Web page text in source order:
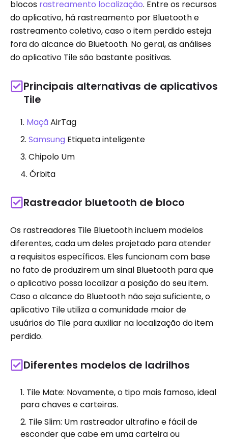
blocos rastreamento localização. Entre os recursos
do aplicativo, há rastreamento por Bluetooth e
rastreamento coletivo, caso o item perdido esteja
fora do alcance do Bluetooth. No geral, as análises
do aplicativo Tile são bastante positivas.
Principais alternativas de aplicativos
Tile
Maçã AirTag
Samsung Etiqueta inteligente
Chipolo Um
Órbita
Rastreador bluetooth de bloco
Os rastreadores Tile Bluetooth incluem modelos
diferentes, cada um deles projetado para atender
a requisitos específicos. Eles funcionam com base
no fato de produzirem um sinal Bluetooth para que
o aplicativo possa localizar a posição do seu item.
Caso o alcance do Bluetooth não seja suficiente, o
aplicativo Tile utiliza a comunidade maior de
usuários do Tile para auxiliar na localização do item
perdido.
Diferentes modelos de ladrilhos
Tile Mate: Novamente, o tipo mais famoso, ideal
para chaves e carteiras.
Tile Slim: Um rastreador ultrafino e fácil de
esconder que cabe em uma carteira ou